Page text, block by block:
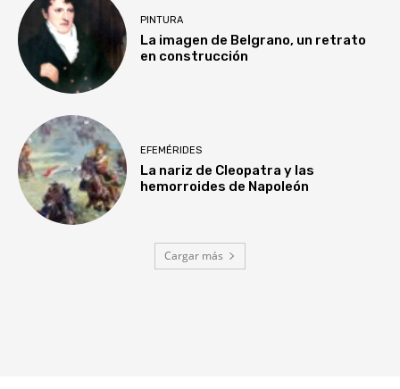
PINTURA
La imagen de Belgrano, un retrato
en construcción
EFEMÉRIDES
La nariz de Cleopatra y las
hemorroides de Napoleón
Cargar más